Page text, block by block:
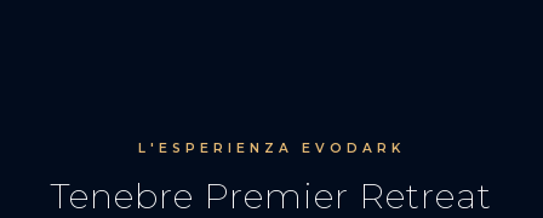
L'ESPERIENZA EVODARK
Tenebre Premier Retreat